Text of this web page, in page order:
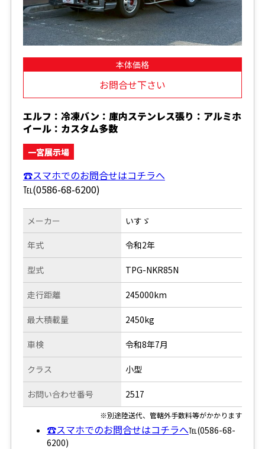
本体価格
お問合せ下さい
エルフ：冷凍バン：庫内ステンレス張り：アルミホ
イール：カスタム多数
一宮展示場
☎スマホでのお問合せはコチラへ
℡(0586-68-6200)
メーカー
年式
型式
走行距離
いすゞ
令和2年
TPG-NKR85N
245000km
最大積載量
車検
クラス
お問い合わせ番号
2450kg
令和8年7月
小型
2517
※別途陸送代、管轄外手数料等がかかります
☎スマホでのお問合せはコチラへ℡(0586-68-
6200)